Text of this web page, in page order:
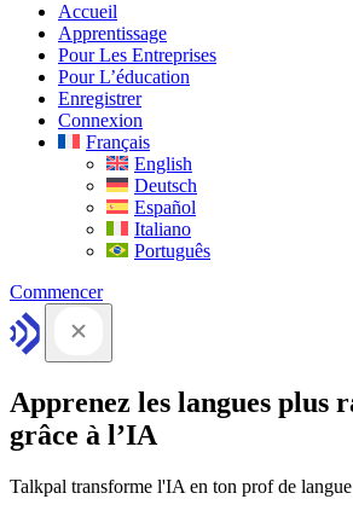
Accueil
Apprentissage
Pour Les Entreprises
Pour L’éducation
Enregistrer
Connexion
Français
English
Deutsch
Español
Italiano
Português
Commencer
Apprenez les langues plus
grâce à l’IA
Talkpal transforme l'IA en ton prof de